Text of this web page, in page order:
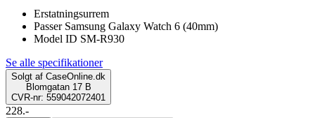
Erstatningsurrem
Passer Samsung Galaxy Watch 6 (40mm)
Model ID SM-R930
Se alle specifikationer
Solgt af CaseOnline.dk
Blomgatan 17 B
CVR-nr: 559042072401
228.-